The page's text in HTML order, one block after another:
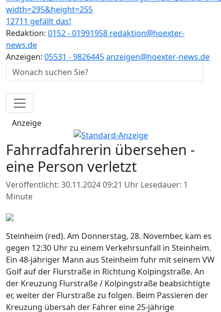
12711 gefällt das!
Redaktion: 0152 - 01991958 redaktion@hoexter-
news.de
Anzeigen: 05531 - 9826445anzeigen@hoexter-news.de
Anzeige
Fahrradfahrerin übersehen -
eine Person verletzt
Veröffentlicht: 30.11.2024 09:21 Uhr Lesedauer: 1
Minute
Steinheim (red). Am Donnerstag, 28. November, kam es
gegen 12:30 Uhr zu einem Verkehrsunfall in Steinheim.
Ein 48-jähriger Mann aus Steinheim fuhr mit seinem VW
Golf auf der Flurstraße in Richtung Kolpingstraße. An
der Kreuzung Flurstraße / Kolpingstraße beabsichtigte
er, weiter der Flurstraße zu folgen. Beim Passieren der
Kreuzung übersah der Fahrer eine 25-jährige